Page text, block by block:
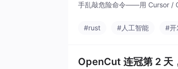
手乱敲危险命令——用 Cursor /
#rust #人工智能 #开
OpenCut 连冠第 2 天